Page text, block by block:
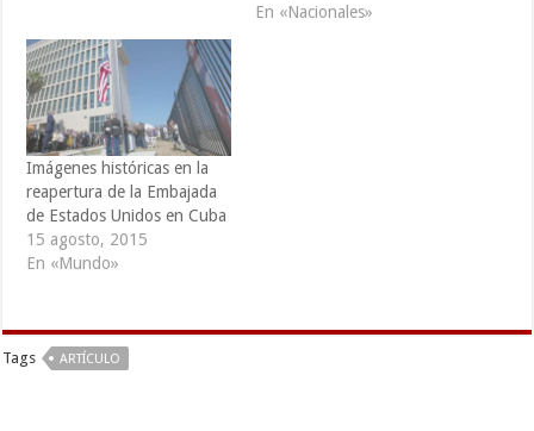
"Falsas imágenes de Penal
de Cojutepeque de ITR y
Blog son de Facebook Joe
Teniente Hernández de
México, sale condenable…
imágenes satelitales de
En «Nacionales»
Imágenes históricas en la
reapertura de la Embajada
de Estados Unidos en Cuba
15 agosto, 2015
En «Mundo»
Tags ARTÍCULO